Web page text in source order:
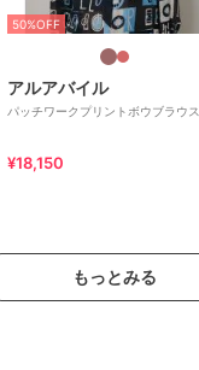
50%OFF
アルアバイル
パッチワークプリントボウブラウス
¥18,150
もっとみる